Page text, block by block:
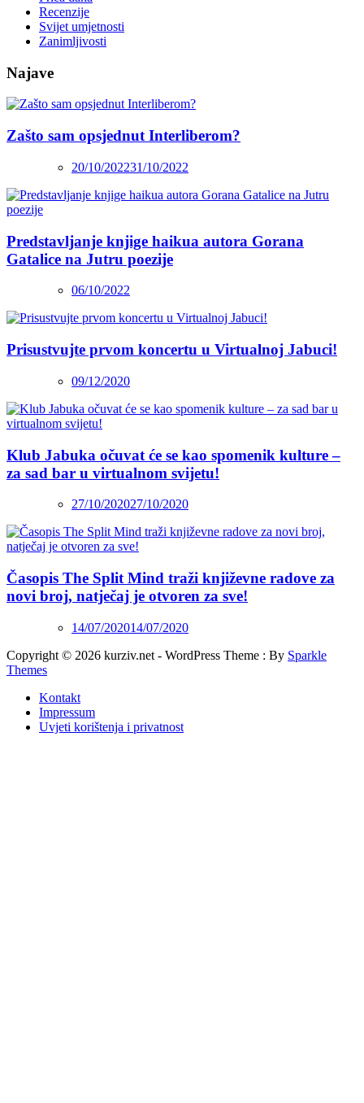
Recenzije
Svijet umjetnosti
Zanimljivosti
Najave
Zašto sam opsjednut Interliberom?
20/10/202231/10/2022
Predstavljanje knjige haikua autora Gorana
Gatalice na Jutru poezije
06/10/2022
Prisustvujte prvom koncertu u Virtualnoj Jabuci!
09/12/2020
Klub Jabuka očuvat će se kao spomenik kulture –
za sad bar u virtualnom svijetu!
27/10/202027/10/2020
Časopis The Split Mind traži književne radove za
novi broj, natječaj je otvoren za sve!
14/07/202014/07/2020
Copyright © 2026 kurziv.net - WordPress Theme : By Sparkle
Themes
Kontakt
Impressum
Uvjeti korištenja i privatnost